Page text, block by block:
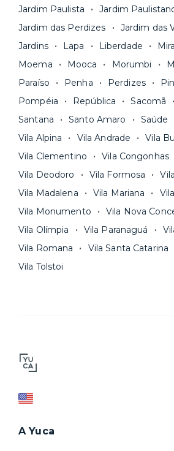
Seja uma mala ou um caminhão
só levar as suas coisas e
Simples, seguro e sem
Jardim Paulista
Jardim
Jardim das Perdizes
Jardim das
Jardins
Lapa Liberdade
Moema
Mooca Morumbi
Paraíso
Penha Perdizes
Pompéia
República Sacomã
Santana
Santo Amaro Saúde
Vila Alpina
Vila Andrade
Vila
Vila Clementino
Vila Congonhas
Vila Deodoro
Vila Formosa
Vila Madalena
Vila Mariana
Vila Monumento
Vila Nova
Vila Olímpia
Vila Paranaguá
Vila Romana
Vila Santa Catarina
Vila Tolstoi
A Yuca